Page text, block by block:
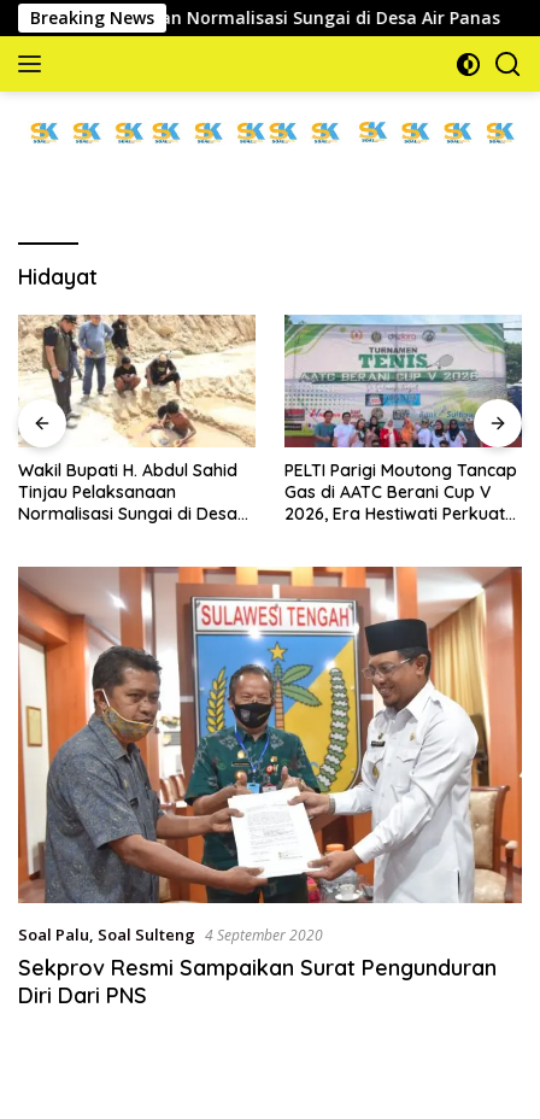
Langsung
ke
konten
Breaking News
Pelaksanaan Normalisasi Sungai di Desa Air Panas
mengabarkan
Hidayat
PELTI Parigi Moutong Tancap
Gas di AATC Berani Cup V
2026, Era Hestiwati Perkuat
Bupati Parigi Moutong
Dorong FKPP Jadi Mitra
Strategis Pemerintah dalam
Soal Palu, Soal Sulteng 4 September 2020
Sekprov Resmi Sampaikan Surat Pengunduran
Diri Dari PNS